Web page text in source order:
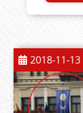
2018-11-13